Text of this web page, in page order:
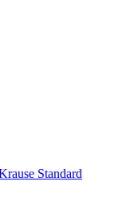
Standard